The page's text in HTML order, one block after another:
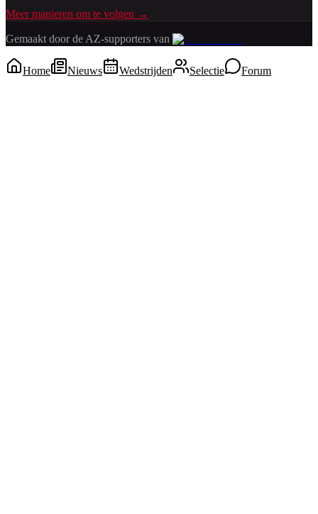
Meer manieren om te volgen →
Gemaakt door de AZ-supporters van
Home Nieuws Wedstrijden Selectie Forum